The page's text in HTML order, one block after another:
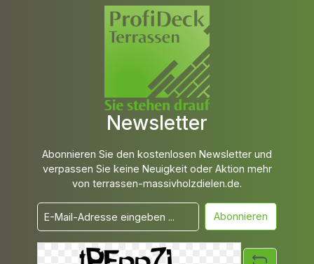
Newsletter
Abonnieren Sie den kostenlosen Newsletter und
verpassen Sie keine Neuigkeit oder Aktion mehr
von terrassen-massivholzdielen.de.
Abonnieren